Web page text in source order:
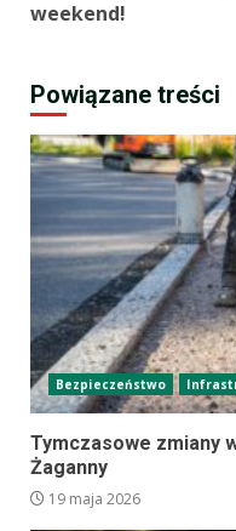
weekend!
Powiązane treści
Bezpieczeństwo
Tymczasowe zmiany
Żaganny
19 maja 2026